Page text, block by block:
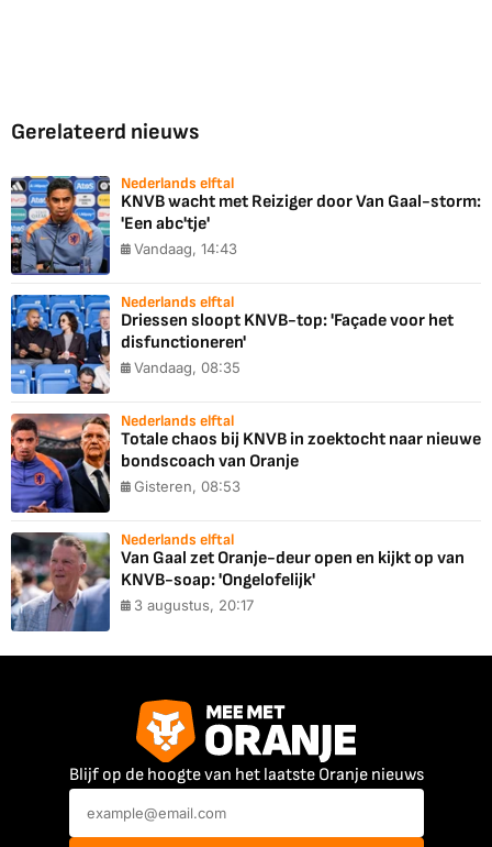
Gerelateerd nieuws
Nederlands elftal
KNVB wacht met Reiziger door Van Gaal-storm:
'Een abc'tje'
Vandaag, 14:43
Nederlands elftal
Driessen sloopt KNVB-top: 'Façade voor het
disfunctioneren'
Vandaag, 08:35
Nederlands elftal
Totale chaos bij KNVB in zoektocht naar nieuwe
bondscoach van Oranje
Gisteren, 08:53
Nederlands elftal
Van Gaal zet Oranje-deur open en kijkt op van
KNVB-soap: 'Ongelofelijk'
3 augustus, 20:17
Blijf op de hoogte van het laatste Oranje nieuws